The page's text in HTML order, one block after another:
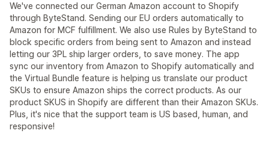
We've connected our German Amazon account to Shopify
through ByteStand. Sending our EU orders automatically to
Amazon for MCF fulfillment. We also use Rules by ByteStand to
block specific orders from being sent to Amazon and instead
letting our 3PL ship larger orders, to save money. The app
sync our inventory from Amazon to Shopify automatically and
the Virtual Bundle feature is helping us translate our product
SKUs to ensure Amazon ships the correct products. As our
product SKUS in Shopify are different than their Amazon SKUs.
Plus, it's nice that the support team is US based, human, and
responsive!